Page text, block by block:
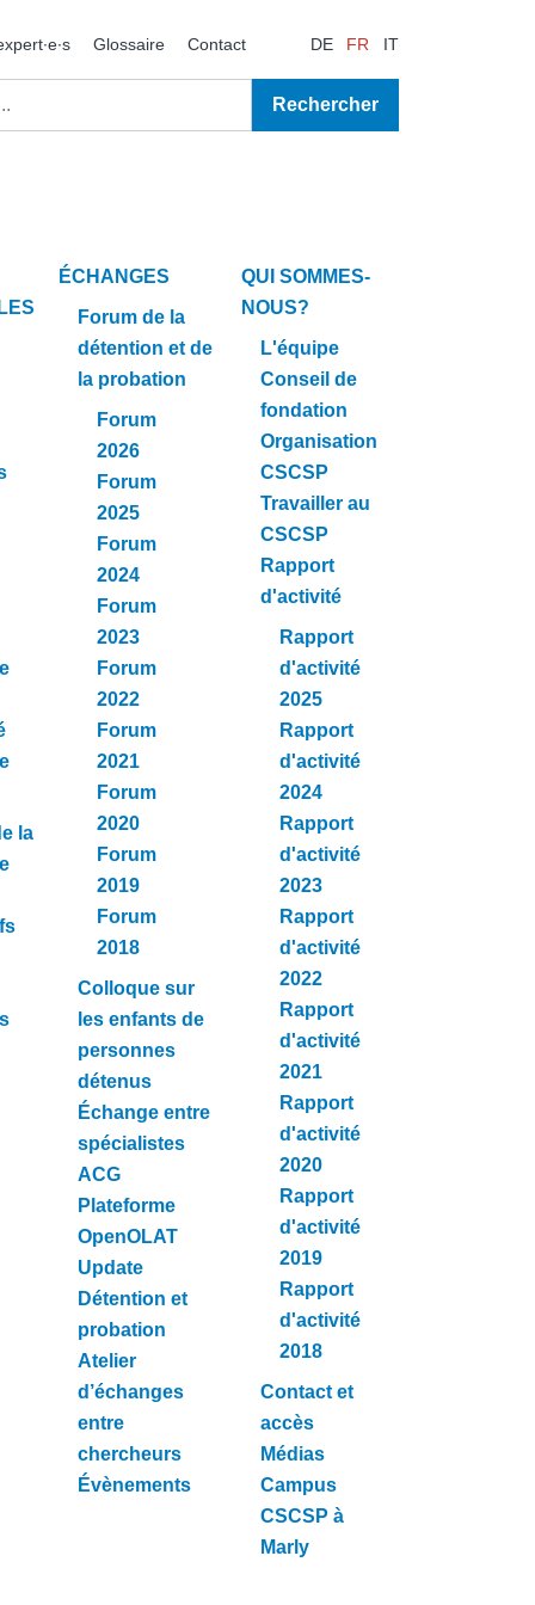
Glossaire Contact DE FR IT
la
ÉCHANGES
Forum de la
détention et de
la probation
Forum
2026
Forum
2025
Forum
2024
Forum
2023
Forum
2022
Forum
2021
Forum
2020
Forum
2019
Forum
2018
Colloque sur
les enfants de
personnes
détenus
Échange entre
spécialistes
ACG
Plateforme
OpenOLAT
Update
Détention et
probation
Atelier
d’échanges
entre
chercheurs
Évènements
QUI SOMMES-
NOUS?
L'équipe
Conseil de
fondation
Organisation
CSCSP
Travailler au
CSCSP
Rapport
d'activité
Rapport
d'activité
2025
Rapport
d'activité
2024
Rapport
d'activité
2023
Rapport
d'activité
2022
Rapport
d'activité
2021
Rapport
d'activité
2020
Rapport
d'activité
2019
Rapport
d'activité
2018
Contact et
accès
Médias
Campus
CSCSP à
Marly